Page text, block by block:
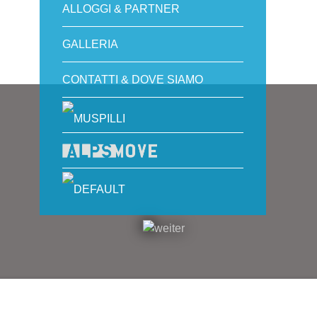
ALLOGGI & PARTNER
GALLERIA
CONTATTI & DOVE SIAMO